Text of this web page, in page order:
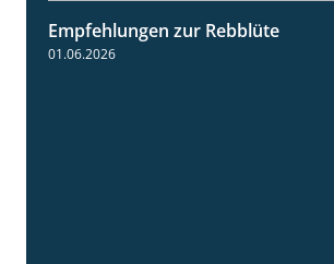
Empfehlungen zur Rebblüte
01.06.2026